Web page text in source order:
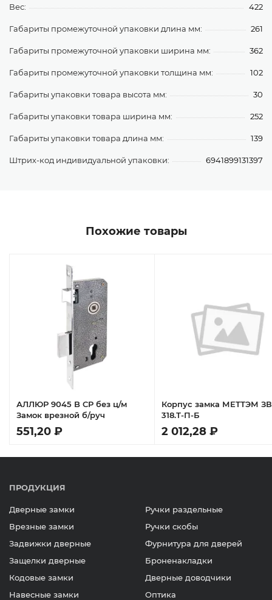
Вес: 422
Габариты промежуточной упаковки длина мм: 261
Габариты промежуточной упаковки ширина мм: 362
Габариты промежуточной упаковки толщина мм: 102
Габариты упаковки товара высота мм: 30
Габариты упаковки товара ширина мм: 252
Габариты упаковки товара длина мм: 139
Штрих-код индивидуальной упаковки: 6941899131397
Похожие товары
АЛЛЮР 9045 B CP без ц/м
Замок врезной б/руч
551,20 ₽
Корпус замка МЕТТЭМ
318.Т-П-Б
2 012,28 ₽
ПРОДУКЦИЯ
Дверные замки
Врезные замки
Задвижки дверные
Защелки дверные
Кодовые замки
Навесные замки
Ручки раздельные
Ручки скобы
Фурнитура для дверей
Броненакладки
Дверные доводчики
Оптика